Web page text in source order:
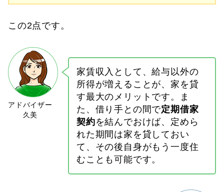
この2点です。
家賃収入として、給与以外の
所得が増えることが、家を貸
す最大のメリットです。ま
た、借り手との間で定期借家
契約を結んでおけば、定めら
れた期間は家を貸しておい
て、その後自身がもう一度住
むことも可能です。